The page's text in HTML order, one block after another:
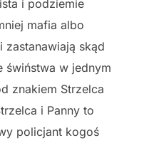
i podziemie
mafia albo
zastanawiają skąd
świństwa w jednym
znakiem Strzelca
i Panny to
policjant kogoś